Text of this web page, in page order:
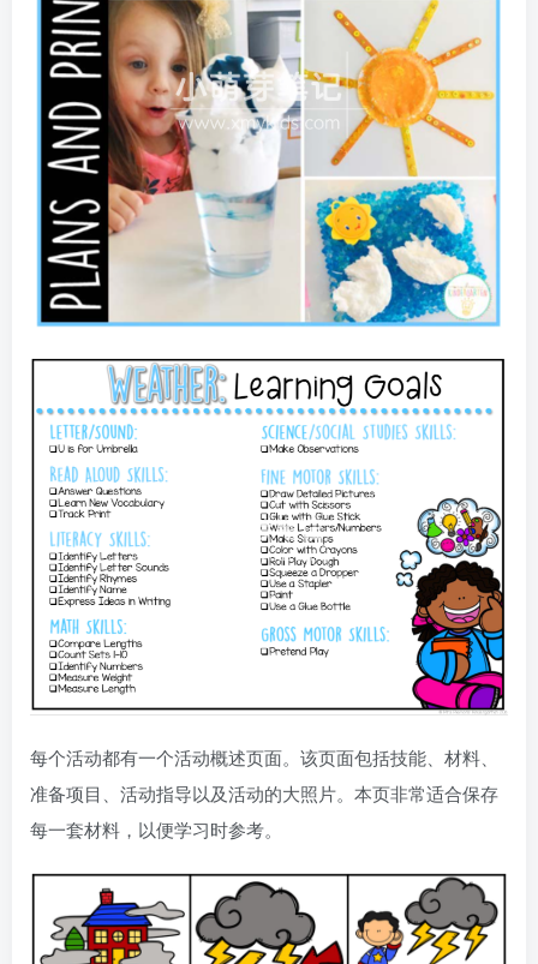
每个活动都有一个活动概述页面。该页面包括技能、材料、
准备项目、活动指导以及活动的大照片。本页非常适合保存
每一套材料，以便学习时参考。